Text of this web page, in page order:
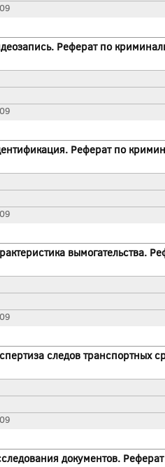
Реферат по
Реферат по
вымогательства.
следов транспортных
документов.